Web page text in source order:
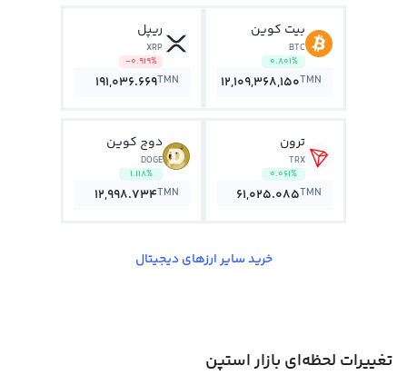
بیت کوین
BTC
0.801%
12,109,368,150TMN
ریپل
XRP
-0.919%
191,036.669TMN
ترون
TRX
0.061%
61,025.085TMN
دوج کوین
DOGE
1.118%
12,998.734TMN
خرید سایر ارزهای دیجیتال
تغییرات لحظه‌ای بازار استپن